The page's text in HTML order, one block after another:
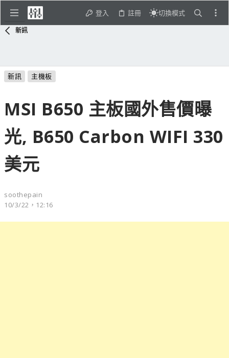
登入 註冊 切換模式
新訊
新訊 主機板
MSI B650 主板國外售價曝
光, B650 Carbon WIFI 330
美元
soothepain
10/3/22，12:16